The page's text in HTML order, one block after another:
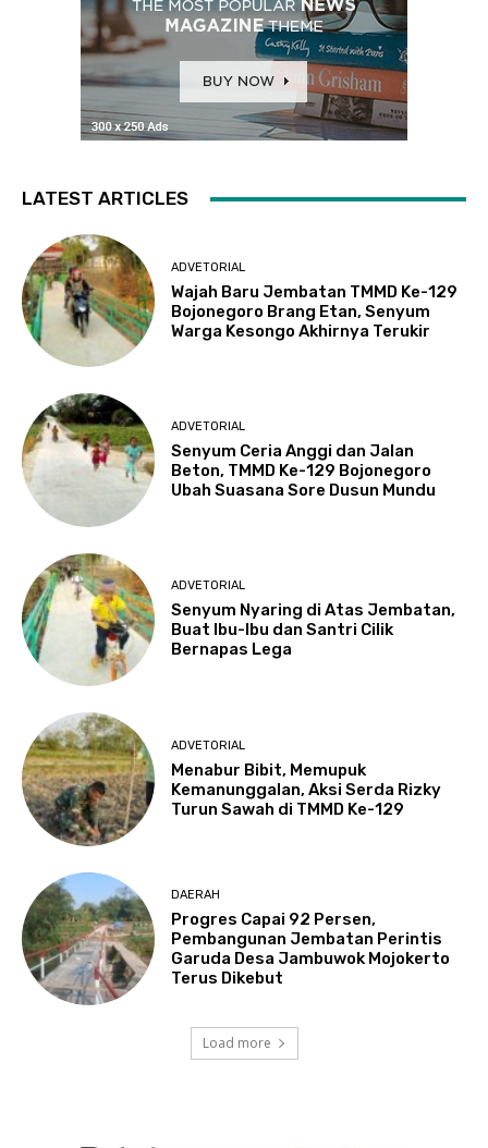
LATEST ARTICLES
ADVETORIAL
Wajah Baru Jembatan TMMD Ke-129
Bojonegoro Brang Etan, Senyum
Warga Kesongo Akhirnya Terukir
ADVETORIAL
Senyum Ceria Anggi dan Jalan
Beton, TMMD Ke-129 Bojonegoro
Ubah Suasana Sore Dusun Mundu
ADVETORIAL
Senyum Nyaring di Atas Jembatan,
Buat Ibu-Ibu dan Santri Cilik
Bernapas Lega
ADVETORIAL
Menabur Bibit, Memupuk
Kemanunggalan, Aksi Serda Rizky
Turun Sawah di TMMD Ke-129
DAERAH
Progres Capai 92 Persen,
Pembangunan Jembatan Perintis
Garuda Desa Jambuwok Mojokerto
Terus Dikebut
Load more